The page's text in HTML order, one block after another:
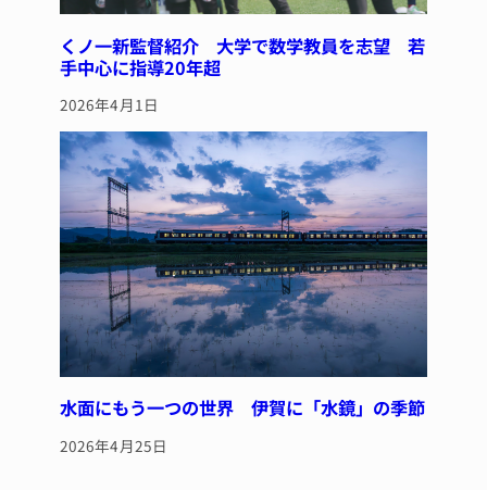
くノ一新監督紹介 大学で数学教員を志望 若
手中心に指導20年超
2026年4月1日
水面にもう一つの世界 伊賀に「水鏡」の季節
2026年4月25日